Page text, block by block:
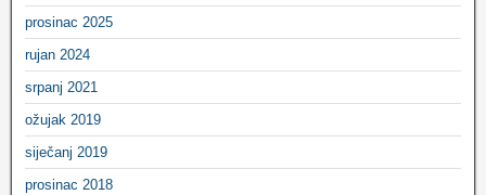
prosinac 2025
rujan 2024
srpanj 2021
ožujak 2019
siječanj 2019
prosinac 2018